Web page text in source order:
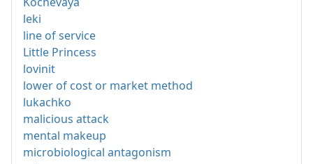
leki
line of service
Little Princess
lovinit
lower of cost or market method
lukachko
malicious attack
mental makeup
microbiological antagonism